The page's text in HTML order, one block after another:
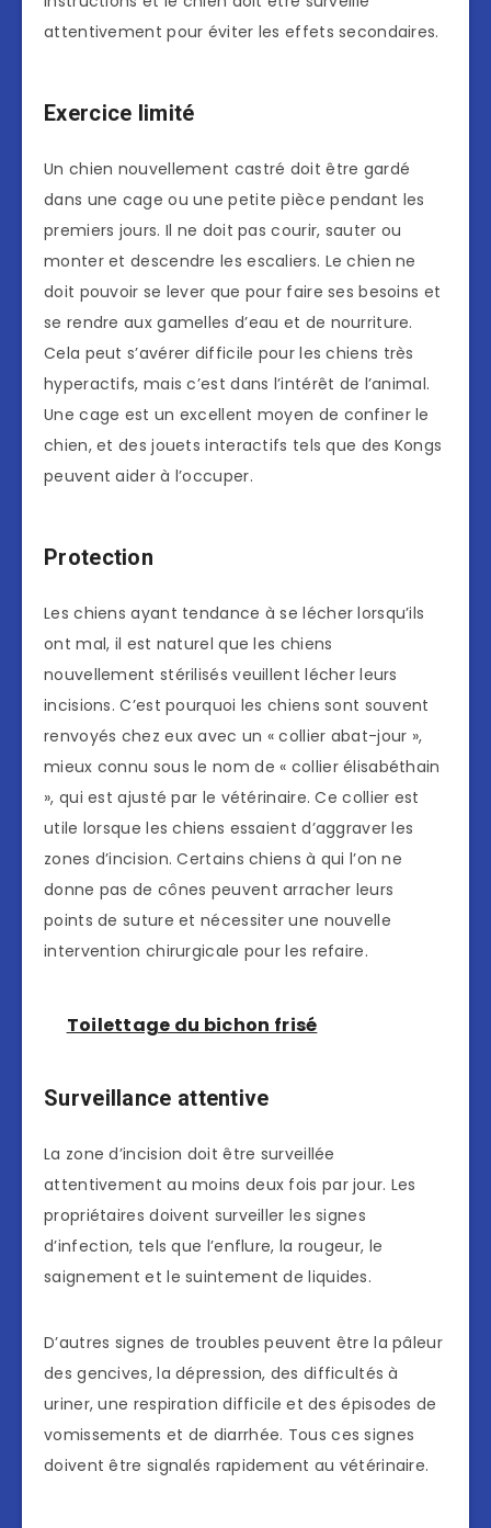
attentivement pour éviter les effets secondaires.
Exercice limité
Un chien nouvellement castré doit être gardé
dans une cage ou une petite pièce pendant les
premiers jours. Il ne doit pas courir, sauter ou
monter et descendre les escaliers. Le chien ne
doit pouvoir se lever que pour faire ses besoins et
se rendre aux gamelles d’eau et de nourriture.
Cela peut s’avérer difficile pour les chiens très
hyperactifs, mais c’est dans l’intérêt de l’animal.
Une cage est un excellent moyen de confiner le
chien, et des jouets interactifs tels que des Kongs
peuvent aider à l’occuper.
Protection
Les chiens ayant tendance à se lécher lorsqu’ils
ont mal, il est naturel que les chiens
nouvellement stérilisés veuillent lécher leurs
incisions. C’est pourquoi les chiens sont souvent
renvoyés chez eux avec un « collier abat-jour »,
mieux connu sous le nom de « collier élisabéthain
», qui est ajusté par le vétérinaire. Ce collier est
utile lorsque les chiens essaient d’aggraver les
zones d’incision. Certains chiens à qui l’on ne
donne pas de cônes peuvent arracher leurs
points de suture et nécessiter une nouvelle
intervention chirurgicale pour les refaire.
Toilettage du bichon frisé
Surveillance attentive
La zone d’incision doit être surveillée
attentivement au moins deux fois par jour. Les
propriétaires doivent surveiller les signes
d’infection, tels que l’enflure, la rougeur, le
saignement et le suintement de liquides.
D’autres signes de troubles peuvent être la pâleur
des gencives, la dépression, des difficultés à
uriner, une respiration difficile et des épisodes de
vomissements et de diarrhée. Tous ces signes
doivent être signalés rapidement au vétérinaire.